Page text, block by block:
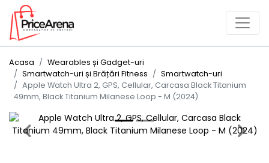
Acasa
Wearables și Gadget-uri
Smartwatch-uri și Brățări Fitness
Smartwatch-uri
Apple Watch Ultra 2, GPS, Cellular, Carcasa Black Titanium
49mm, Black Titanium Milanese Loop - M (2024)
Previous Next